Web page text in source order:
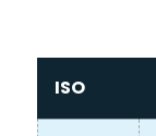
ISO